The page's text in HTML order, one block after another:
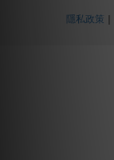
隱私政策 ｜